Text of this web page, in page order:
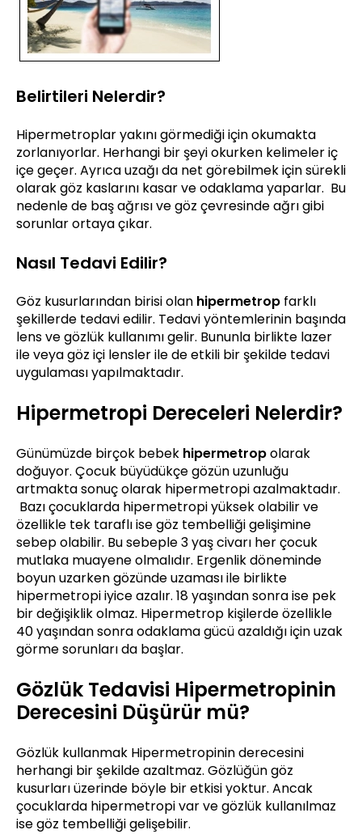
Belirtileri Nelerdir?
Hipermetroplar yakını görmediği için okumakta
zorlanıyorlar. Herhangi bir şeyi okurken kelimeler iç
içe geçer. Ayrıca uzağı da net görebilmek için sürekli
olarak göz kaslarını kasar ve odaklama yaparlar. Bu
nedenle de baş ağrısı ve göz çevresinde ağrı gibi
sorunlar ortaya çıkar.
Nasıl Tedavi Edilir?
Göz kusurlarından birisi olan hipermetrop farklı
şekillerde tedavi edilir. Tedavi yöntemlerinin başında
lens ve gözlük kullanımı gelir. Bununla birlikte lazer
ile veya göz içi lensler ile de etkili bir şekilde tedavi
uygulaması yapılmaktadır.
Hipermetropi Dereceleri Nelerdir?
Günümüzde birçok bebek hipermetropolarak
doğuyor. Çocuk büyüdükçe gözün uzunluğu
artmakta sonuç olarak hipermetropi azalmaktadır.
Bazı çocuklarda hipermetropi yüksek olabilir ve
özellikle tek taraflı ise göz tembelliği gelişimine
sebep olabilir. Bu sebeple 3 yaş civarı her çocuk
mutlaka muayene olmalıdır. Ergenlik döneminde
boyun uzarken gözünde uzaması ile birlikte
hipermetropi iyice azalır. 18 yaşından sonra ise pek
bir değişiklik olmaz. Hipermetrop kişilerde özellikle
40 yaşından sonra odaklama gücü azaldığı için uzak
görme sorunları da başlar.
Gözlük Tedavisi Hipermetropinin
Derecesini Düşürür mü?
Gözlük kullanmak Hipermetropinin derecesini
herhangi bir şekilde azaltmaz. Gözlüğün göz
kusurları üzerinde böyle bir etkisi yoktur. Ancak
çocuklarda hipermetropi var ve gözlük kullanılmaz
ise göz tembelliği gelişebilir.